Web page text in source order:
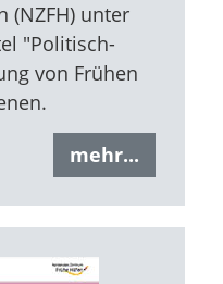
(NZFH) unter
"Politisch-
von Frühen
mehr...